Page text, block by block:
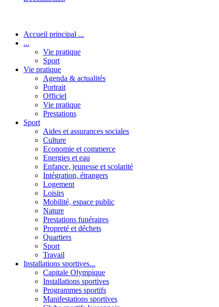
Accueil principal ...
...
Vie pratique
Sport
Vie pratique
Agenda & actualités
Portrait
Officiel
Vie pratique
Prestations
Sport
Aides et assurances sociales
Culture
Economie et commerce
Energies et eau
Enfance, jeunesse et scolarité
Intégration, étrangers
Logement
Loisirs
Mobilité, espace public
Nature
Prestations funéraires
Propreté et déchets
Quartiers
Sport
Travail
Installations sportives...
Capitale Olympique
Installations sportives
Programmes sportifs
Manifestations sportives